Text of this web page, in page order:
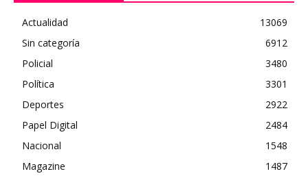
Actualidad
13069
Sin categoría
6912
Policial
3480
Política
3301
Deportes
2922
Papel Digital
2484
Nacional
1548
Magazine
1487